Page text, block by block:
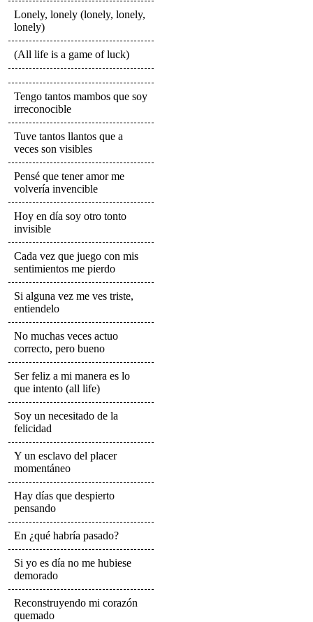
Lonely, lonely (lonely, lonely,
lonely)
(All life is a game of luck)
Tengo tantos mambos que soy
irreconocible
Tuve tantos llantos que a
veces son visibles
Pensé que tener amor me
volvería invencible
Hoy en día soy otro tonto
invisible
Cada vez que juego con mis
sentimientos me pierdo
Si alguna vez me ves triste,
entiendelo
No muchas veces actuo
correcto, pero bueno
Ser feliz a mi manera es lo
que intento (all life)
Soy un necesitado de la
felicidad
Y un esclavo del placer
momentáneo
Hay días que despierto
pensando
En ¿qué habría pasado?
Si yo es día no me hubiese
demorado
Reconstruyendo mi corazón
quemado